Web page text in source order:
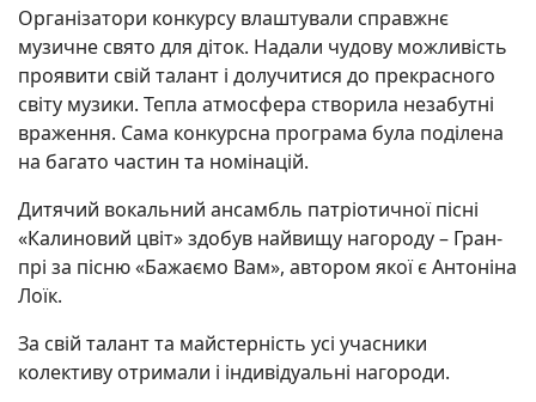
Організатори конкурсу влаштували справжнє
музичне свято для діток. Надали чудову можливість
проявити свій талант і долучитися до прекрасного
світу музики. Тепла атмосфера створила незабутні
враження. Сама конкурсна програма була поділена
на багато частин та номінацій.
Дитячий вокальний ансамбль патріотичної пісні
«Калиновий цвіт» здобув найвищу нагороду – Гран-
прі за пісню «Бажаємо Вам», автором якої є Антоніна
Лоїк.
За свій талант та майстерність усі учасники
колективу отримали і індивідуальні нагороди.